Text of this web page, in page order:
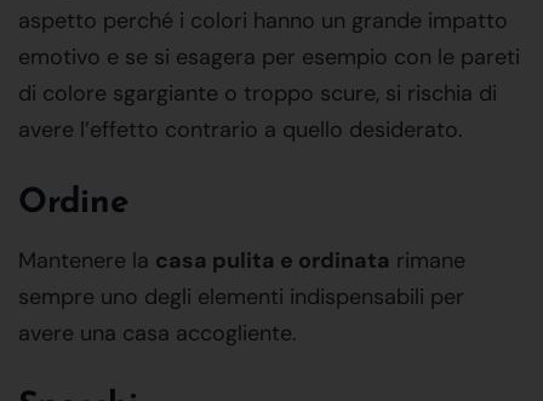
aspetto perché i colori hanno un grande impatto
emotivo e se si esagera per esempio con le pareti
di colore sgargiante o troppo scure, si rischia di
avere l’effetto contrario a quello desiderato.
Ordine
Mantenere la casa pulita e ordinata rimane
sempre uno degli elementi indispensabili per
avere una casa accogliente.